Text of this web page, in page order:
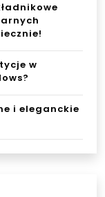
w
i eleganckie